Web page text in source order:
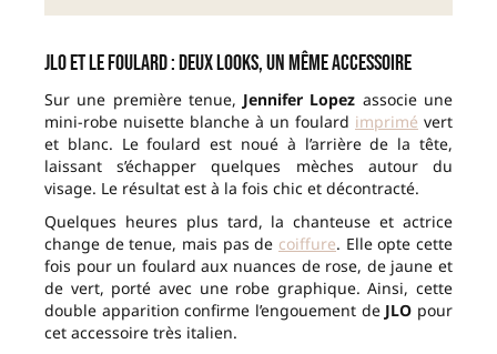
JLO et le foulard : deux looks, un même accessoire
Sur une première tenue, Jennifer Lopez associe une
mini-robe nuisette blanche à un foulard imprimé vert
et blanc. Le foulard est noué à l’arrière de la tête,
laissant s’échapper quelques mèches autour du
visage. Le résultat est à la fois chic et décontracté.
Quelques heures plus tard, la chanteuse et actrice
change de tenue, mais pas de coiffure. Elle opte cette
fois pour un foulard aux nuances de rose, de jaune et
de vert, porté avec une robe graphique. Ainsi, cette
double apparition confirme l’engouement de JLO pour
cet accessoire très italien.